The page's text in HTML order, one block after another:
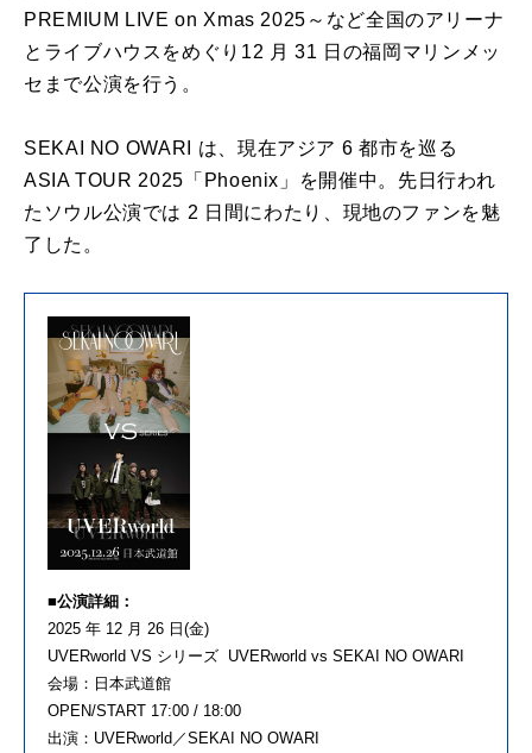
PREMIUM LIVE on Xmas 2025～など全国のアリーナ
とライブハウスをめぐり12 月 31 日の福岡マリンメッ
セまで公演を行う。
SEKAI NO OWARI は、現在アジア 6 都市を巡る
ASIA TOUR 2025「Phoenix」を開催中。先日行われ
たソウル公演では 2 日間にわたり、現地のファンを魅
了した。
■公演詳細：
2025 年 12 月 26 日(金)
UVERworld VS シリーズ UVERworld vs SEKAI NO OWARI
会場：日本武道館
OPEN/START 17:00 / 18:00
出演：UVERworld／SEKAI NO OWARI